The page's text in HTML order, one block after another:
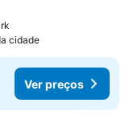
cidade
Ver preços